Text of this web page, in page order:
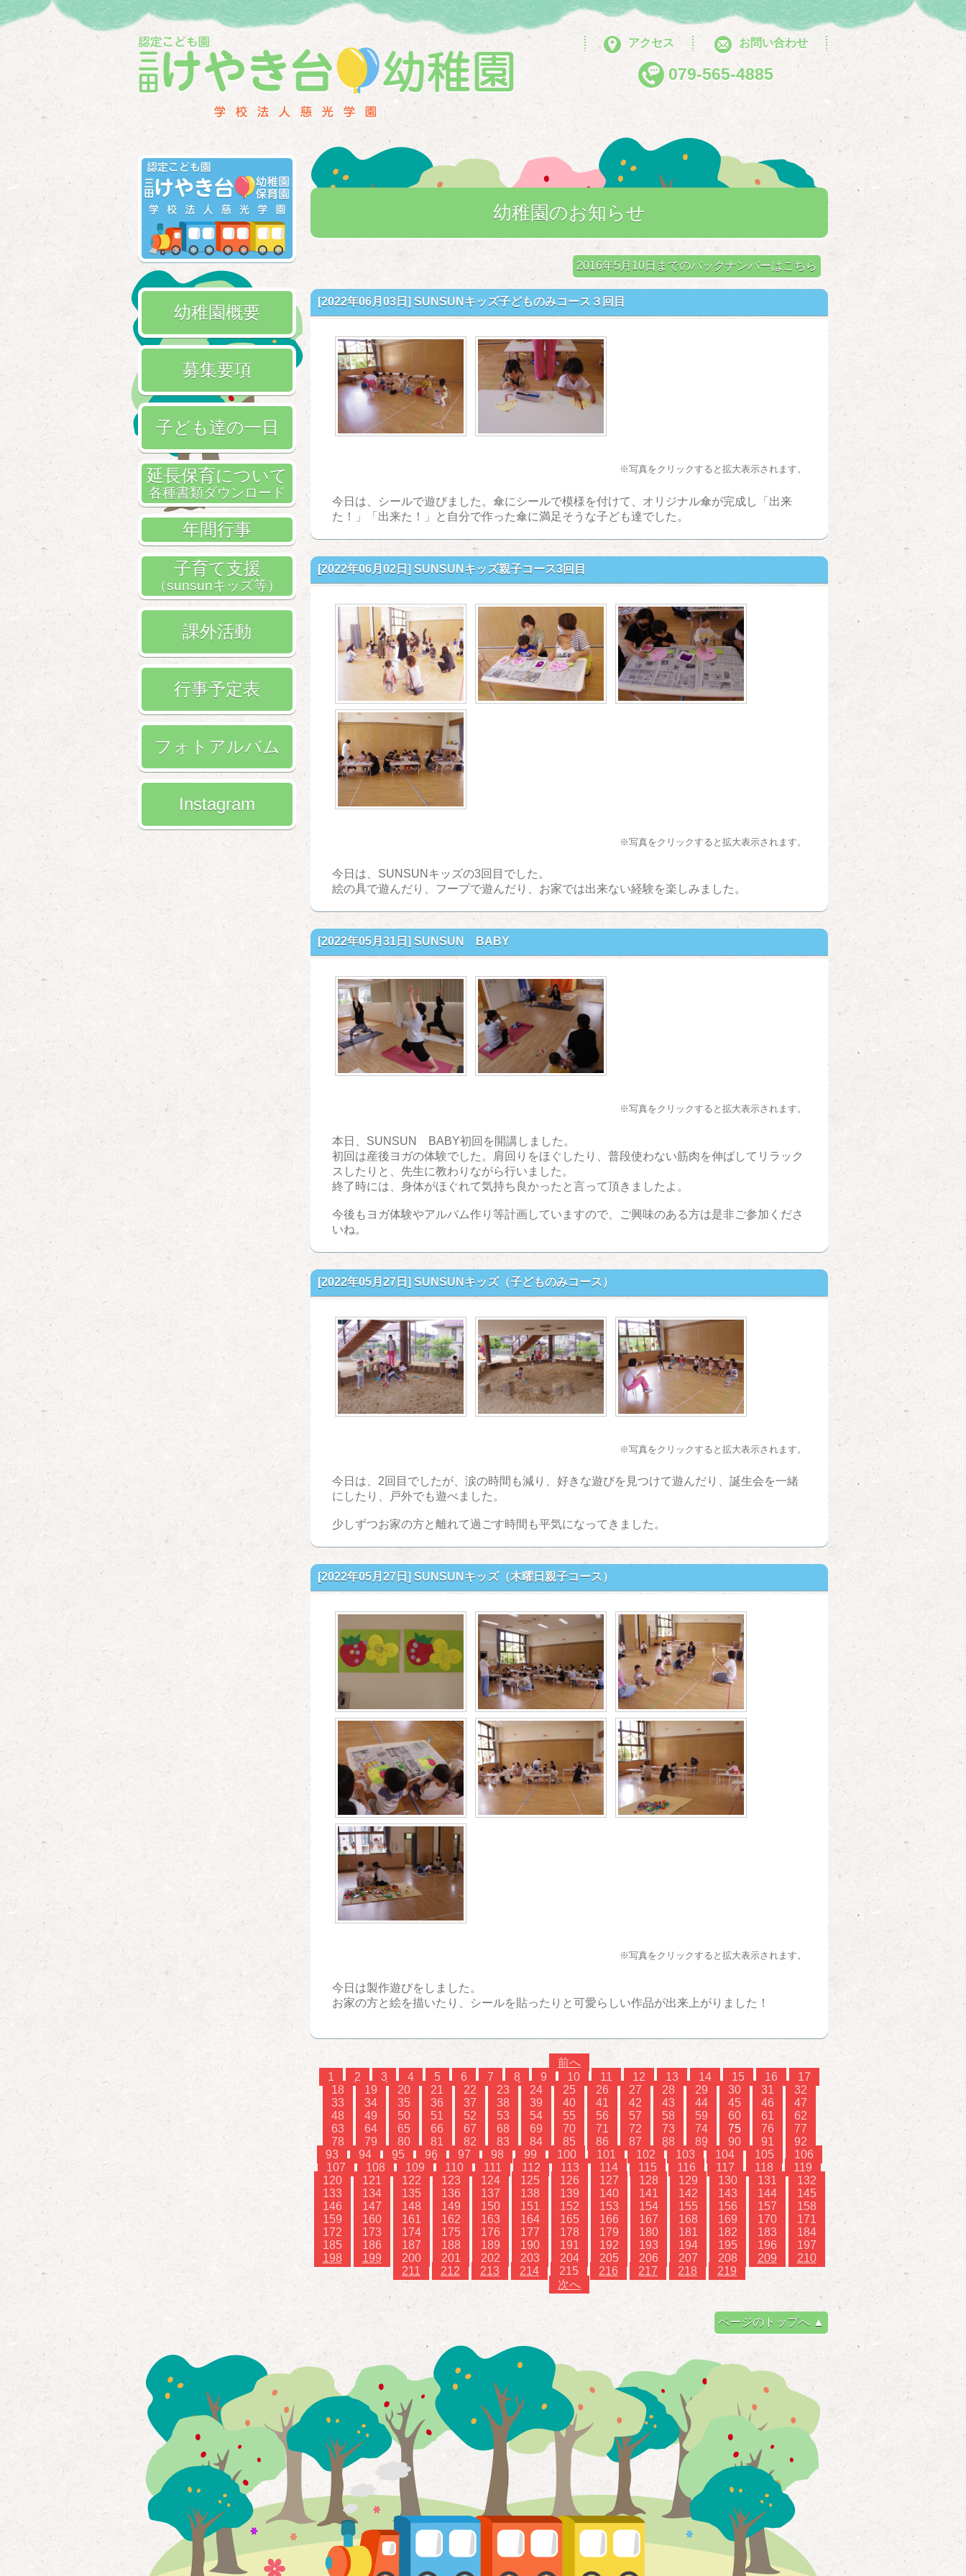
アクセス お問い合わせ
079-565-4885
幼稚園概要
募集要項
子ども達の一日
延長保育について
各種書類ダウンロード
年間行事
子育て支援
（sunsunキッズ等）
課外活動
行事予定表
フォトアルバム
Instagram
幼稚園のお知らせ
2016年5月10日までのバックナンバーはこちら
[2022年06月03日] SUNSUNキッズ子どものみコース３回目
※写真をクリックすると拡大表示されます。
今日は、シールで遊びました。傘にシールで模様を付けて、オリジナル傘が完成し「出来
た！」「出来た！」と自分で作った傘に満足そうな子ども達でした。
[2022年06月02日] SUNSUNキッズ親子コース3回目
※写真をクリックすると拡大表示されます。
今日は、SUNSUNキッズの3回目でした。
絵の具で遊んだり、フープで遊んだり、お家では出来ない経験を楽しみました。
[2022年05月31日] SUNSUN BABY
※写真をクリックすると拡大表示されます。
本日、SUNSUN BABY初回を開講しました。
初回は産後ヨガの体験でした。肩回りをほぐしたり、普段使わない筋肉を伸ばしてリラック
スしたりと、先生に教わりながら行いました。
終了時には、身体がほぐれて気持ち良かったと言って頂きましたよ。
今後もヨガ体験やアルバム作り等計画していますので、ご興味のある方は是非ご参加くださ
いね。
[2022年05月27日] SUNSUNキッズ（子どものみコース）
※写真をクリックすると拡大表示されます。
今日は、2回目でしたが、涙の時間も減り、好きな遊びを見つけて遊んだり、誕生会を一緒
にしたり、戸外でも遊べました。
少しずつお家の方と離れて過ごす時間も平気になってきました。
[2022年05月27日] SUNSUNキッズ（木曜日親子コース）
※写真をクリックすると拡大表示されます。
今日は製作遊びをしました。
お家の方と絵を描いたり、シールを貼ったりと可愛らしい作品が出来上がりました！
前へ
1
2 3 4 5 6 7 8 9 10 11 12 13 14 15 16
17
18
19 20 21 22 23 24 25 26 27 28 29 30 31
32
33
34 35 36 37 38 39 40 41 42 43 44 45 46
47
48
49 50 51 52 53 54 55 56 57 58 59 60 61
62
63
64 65 66 67 68 69 70 71 72 73 74 75 76
77
78
79 80 81 82 83 84 85 86 87 88 89 90 91
92
93
94 95 96 97 98 99 100 101 102 103 104 105
106
107
108 109 110 111 112 113 114 115 116 117 118
119
120
121 122 123 124 125 126 127 128 129 130 131
132
133
134 135 136 137 138 139 140 141 142 143 144
145
146
147 148 149 150 151 152 153 154 155 156 157
158
159
160 161 162 163 164 165 166 167 168 169 170
171
172
173 174 175 176 177 178 179 180 181 182 183
184
185
186 187 188 189 190 191 192 193 194 195 196
197
198
199 200 201 202 203 204 205 206 207 208 209
210
211
212 213 214 215 216 217 218
219
次へ
ページのトップへ ▲